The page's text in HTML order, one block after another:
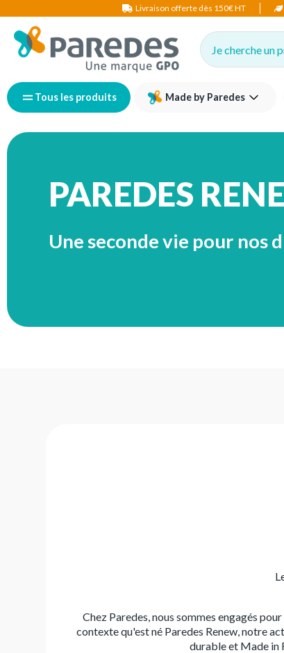
Livraison offerte dès 150€ HT
Je cherche un
Tous les produits Made by Paredes
PAREDES
Une seconde vie pour nos
Chez Paredes, nous sommes engagés
contexte qu'est né Paredes Renew, notre
durable et Made in